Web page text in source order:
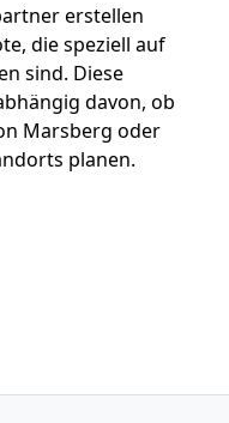
erstellen
die speziell auf
sind. Diese
davon, ob
Marsberg oder
planen.